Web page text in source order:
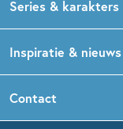
Babyboeken
Sprookjesboeken
Boekentips 1,5 - 3 jaar
Boekentips 5 - 7 jaar
Series & karakters
Dog Man
Inspiratie & nieuws
Kinderjury
Contact